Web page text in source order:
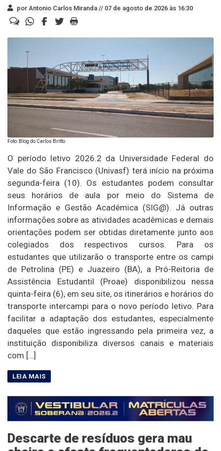
por Antonio Carlos Miranda // 07 de agosto de 2026 às 16:30
Foto: Blog do Carlos Britto
O período letivo 2026.2 da Universidade Federal do
Vale do São Francisco (Univasf) terá início na próxima
segunda-feira (10). Os estudantes podem consultar
seus horários de aula por meio do Sistema de
Informação e Gestão Acadêmica (SIG@). Já outras
informações sobre as atividades acadêmicas e demais
orientações podem ser obtidas diretamente junto aos
colegiados dos respectivos cursos. Para os
estudantes que utilizarão o transporte entre os campi
de Petrolina (PE) e Juazeiro (BA), a Pró-Reitoria de
Assistência Estudantil (Proae) disponibilizou nessa
quinta-feira (6), em seu site, os itinerários e horários do
transporte intercampi para o novo período letivo. Para
facilitar a adaptação dos estudantes, especialmente
daqueles que estão ingressando pela primeira vez, a
instituição disponibiliza diversos canais e materiais
com […]
Descarte de resíduos gera mau